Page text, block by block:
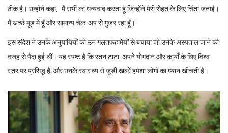
ठीक है। उन्होंने कहा, "मैं सभी का धन्यवाद करता हूं जिन्होंने मेरी सेहत के लिए चिंता जताई।
मैं अच्छे मूड में हूँ और सामान्य चेक-अप से गुजर रहा हूँ।"
इस संदेश ने उनके अनुयायियों को उन गलतफहमियों से बचाया जो उनके अस्पताल जाने की
वजह से पैदा हुई थीं। यह स्पष्ट है कि रतन टाटा, अपने योगदान और कार्यों के लिए विश्व
स्तर पर प्रसिद्ध हैं, और उनके स्वास्थ्य से जुड़ी खबरें हमेशा लोगों का ध्यान खींचती हैं।